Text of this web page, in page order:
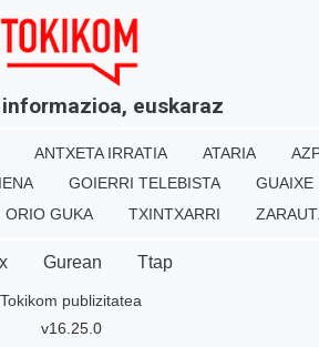
euskaraz
ANTXETA IRRATIA ATARIA
GOIERRI TELEBISTA
GUAIXE
ORIO GUKA TXINTXARRI
Gurean Ttap
Tokikom publizitatea
v16.25.0